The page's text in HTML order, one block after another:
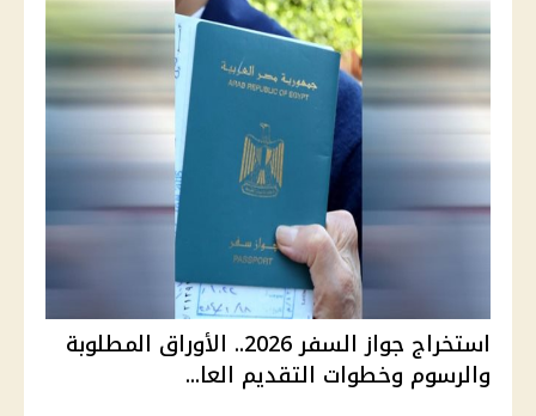
استخراج جواز السفر 2026.. الأوراق المطلوبة
والرسوم وخطوات التقديم العا...